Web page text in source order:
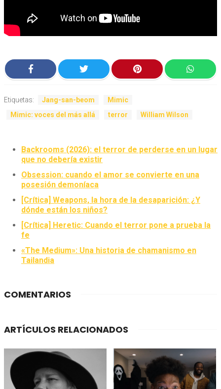
Etiquetas: Jang-san-beom
Mimic
Mimic: voces del más allá
terror William Wilson
Backrooms (2026): el terror de perderse en un lugar
que no debería existir
Obsession: cuando el amor se convierte en una
posesión demoníaca
[Crítica] Weapons, la hora de la desaparición: ¿Y
dónde están los niños?
[Crítica] Heretic: Cuando el terror pone a prueba la
fe
«The Medium»: Una historia de chamanismo en
Tailandia
COMENTARIOS
ARTÍCULOS RELACIONADOS